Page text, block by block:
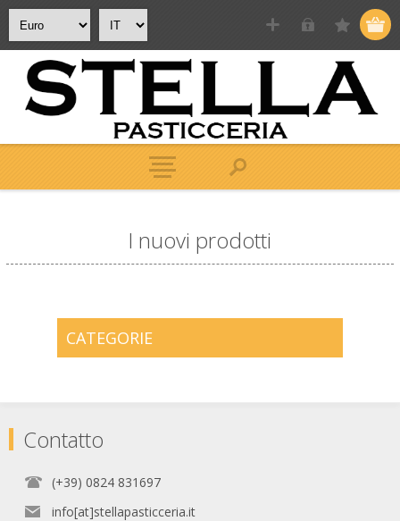
I nuovi prodotti
CATEGORIE
Contatto
(+39) 0824 831697
info[at]stellapasticceria.it